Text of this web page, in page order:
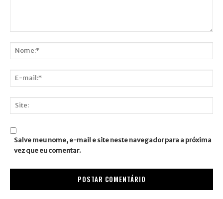
mail:*
Salve meu nome, e-mail e site neste navegador para a próxima
vez que eu comentar.